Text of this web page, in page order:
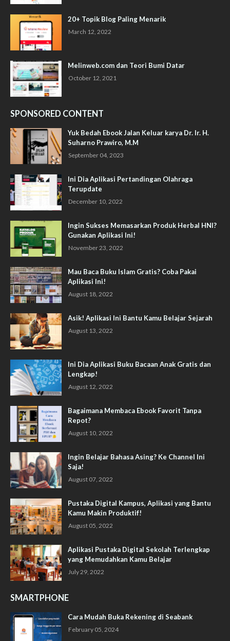
20+ Topik Blog Paling Menarik
March 12, 2022
Melinweb.com dan Teori Bumi Datar
October 12, 2021
SPONSORED CONTENT
Yuk Bedah Ebook Jalan Keluar karya Dr. Ir. H.
Suharno Prawiro, M.M
September 04, 2023
Ini Dia Aplikasi Pertandingan Olahraga
Terupdate
December 10, 2022
Ingin Sukses Memasarkan Produk Herbal HNI?
Gunakan Aplikasi Ini!
November 23, 2022
Mau Baca Buku Islam Gratis? Coba Pakai
Aplikasi Ini!
August 18, 2022
Asik! Aplikasi Ini Bantu Kamu Belajar Sejarah
August 13, 2022
Ini Dia Aplikasi Buku Bacaan Anak Gratis dan
Lengkap!
August 12, 2022
Bagaimana Membaca Ebook Favorit Tanpa
Repot?
August 10, 2022
Ingin Belajar Bahasa Asing? Ke Channel Ini
Saja!
August 07, 2022
Pustaka Digital Kampus, Aplikasi yang Bantu
Kamu Makin Produktif!
August 05, 2022
Aplikasi Pustaka Digital Sekolah Terlengkap
yang Memudahkan Kamu Belajar
July 29, 2022
SMARTPHONE
Cara Mudah Buka Rekening di Seabank
February 05, 2024